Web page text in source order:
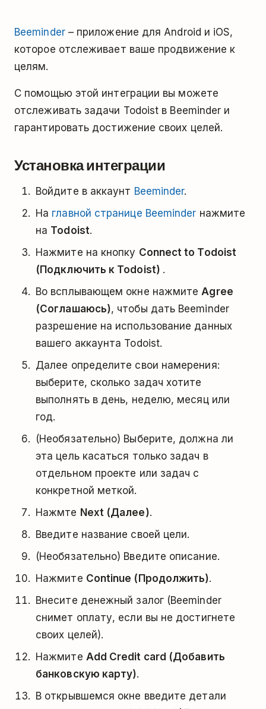
Beeminder– приложение для Android и iOS,
которое отслеживает ваше продвижение к
целям.
С помощью этой интеграции вы можете
отслеживать задачи Todoist в Beeminder и
гарантировать достижение своих целей.
Установка интеграции
Войдите в аккаунт Beeminder.
На главной странице Beeminder нажмите
на Todoist.
Нажмите на кнопку Connect to Todoist
(Подключить к Todoist) .
Во всплывающем окне нажмитеAgree
(Соглашаюсь), чтобы дать Beeminder
разрешение на использование данных
вашего аккаунта Todoist.
Далее определите свои намерения:
выберите, сколько задач хотите
выполнять в день, неделю, месяц или
год.
(Необязательно) Выберите, должна ли
эта цель касаться только задач в
отдельном проекте или задач с
конкретной меткой.
Нажмте Next (Далее).
Введите название своей цели.
(Необязательно) Введите описание.
Нажмите Continue (Продолжить).
Внесите денежный залог (Beeminder
снимет оплату, если вы не достигнете
своих целей).
Нажмите Add Credit card (Добавить
банковскую карту).
В открывшемся окне введите детали